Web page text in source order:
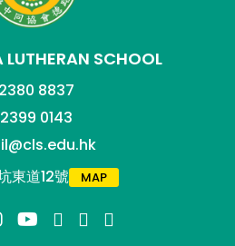
SCHOOL
2380 8837
2399 0143
東道12號
MAP